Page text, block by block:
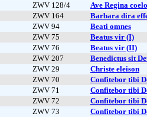
ZWV 128/4
Ave Regina
ZWV 164
Barbara dira
ZWV 94
Beati omnes
ZWV 75
Beatus vir (I)
ZWV 76
Beatus vir (II)
ZWV 207
Benedictus sit
ZWV 29
Christe eleison
ZWV 70
Confitebor tibi
ZWV 71
Confitebor tibi
ZWV 72
Confitebor tibi
ZWV 73
Confitebor tibi